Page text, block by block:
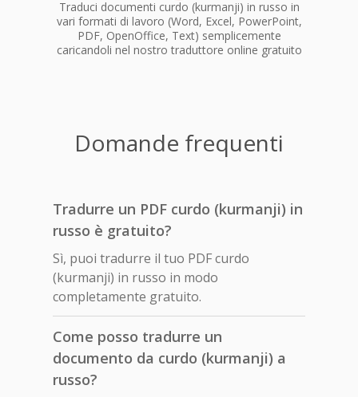
Traduci documenti curdo (kurmanji) in russo in
vari formati di lavoro (Word, Excel, PowerPoint,
PDF, OpenOffice, Text) semplicemente
caricandoli nel nostro traduttore online gratuito
Domande frequenti
Tradurre un PDF curdo (kurmanji) in
russo è gratuito?
Sì, puoi tradurre il tuo PDF curdo
(kurmanji) in russo in modo
completamente gratuito.
Come posso tradurre un
documento da curdo (kurmanji) a
russo?